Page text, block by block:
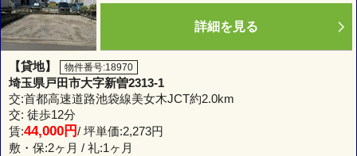
詳細を見る
【貸地】 物件番号:18970
埼玉県戸田市大字新曽2313-1
交:首都高速道路池袋線美女木JCT約2.0km
交: 徒歩12分
賃:44,000円/ 坪単価:2,273円
敷・保:2ヶ月 / 礼:1ヶ月